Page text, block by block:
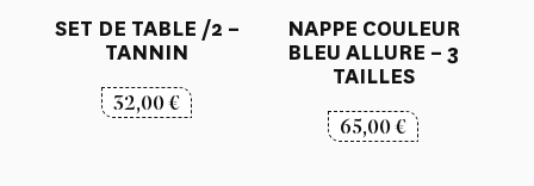
SET DE TABLE /2 –
TANNIN
32,00€
NAPPE COULEUR
BLEU ALLURE – 3
TAILLES
65,00€